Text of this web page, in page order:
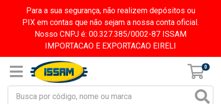
Para a sua segurança, não realizem depósitos ou
PIX em contas que não sejam a nossa conta oficial.
Nosso CNPJ é: 00.327.385/0002-87 ISSAM
IMPORTACAO E EXPORTACAO EIRELI
0